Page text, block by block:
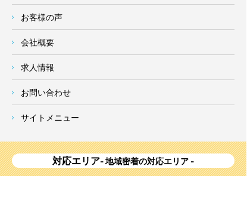
お客様の声
会社概要
求人情報
お問い合わせ
サイトメニュー
対応エリア- 地域密着の対応エリア -